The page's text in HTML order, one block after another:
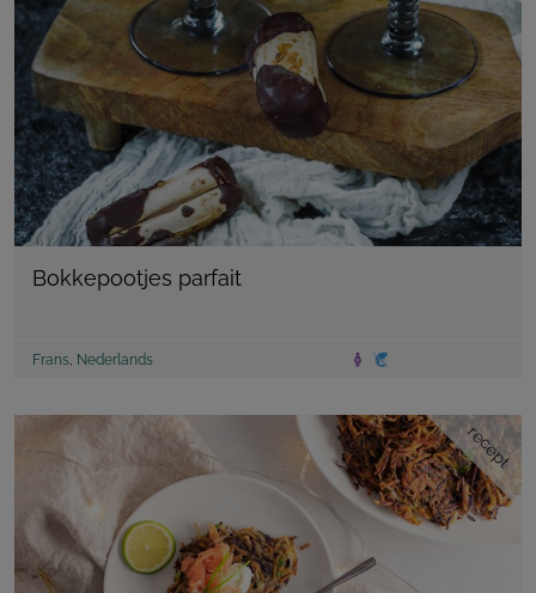
Bokkepootjes parfait
Frans Nederlands
recept